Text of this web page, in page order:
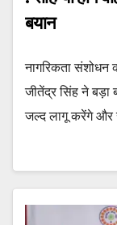
बयान
नागरिकता संशोधन
जीतेंद्र सिंह ने बड़ा
जल्द लागू करेंगे और